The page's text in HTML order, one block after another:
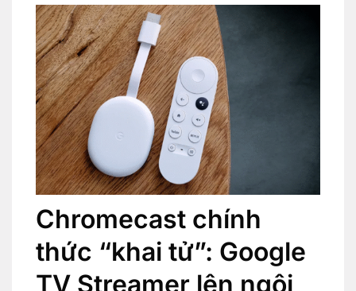
Chromecast chính
thức “khai tử”: Google
TV Streamer lên ngôi